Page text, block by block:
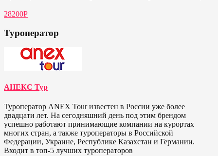
28200Р
Туроператор
АНЕКС Тур
Туроператор ANEX Tour известен в России уже более
двадцати лет. На сегодняшний день под этим брендом
успешно работают принимающие компании на курортах
многих стран, а также туроператоры в Российской
Федерации, Украине, Республике Казахстан и Германии.
Входит в топ-5 лучших туроператоров